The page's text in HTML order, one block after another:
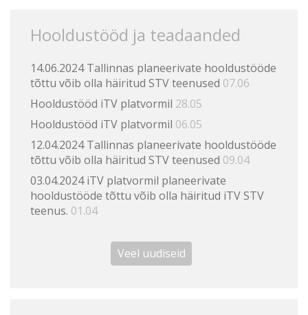
Hooldustööd ja teadaanded
14.06.2024 Tallinnas planeerivate hooldustööde
tõttu võib olla häiritud STV teenused 07.06
Hooldustööd iTV platvormil 28.05
Hooldustööd iTV platvormil 06.05
12.04.2024 Tallinnas planeerivate hooldustööde
tõttu võib olla häiritud STV teenused 09.04
03.04.2024 iTV platvormil planeerivate
hooldustööde tõttu võib olla häiritud iTV STV
teenus. 01.04
Veel uudiseid